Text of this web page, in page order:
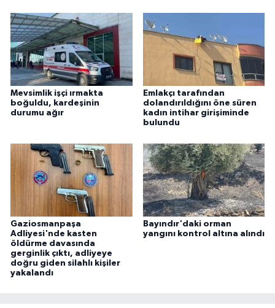
Mevsimlik işçi ırmakta
boğuldu, kardeşinin
durumu ağır
Emlakçı tarafından
dolandırıldığını öne süren
kadın intihar girişiminde
bulundu
Gaziosmanpaşa
Adliyesi'nde kasten
öldürme davasında
gerginlik çıktı, adliyeye
doğru giden silahlı kişiler
yakalandı
Bayındır'daki orman
yangını kontrol altına alındı